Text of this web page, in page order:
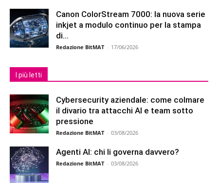
Canon ColorStream 7000: la nuova serie
inkjet a modulo continuo per la stampa
di...
Redazione BitMAT - 17/06/2026
I più letti
Cybersecurity aziendale: come colmare
il divario tra attacchi AI e team sotto
pressione
Redazione BitMAT - 03/08/2026
Agenti AI: chi li governa davvero?
Redazione BitMAT - 03/08/2026